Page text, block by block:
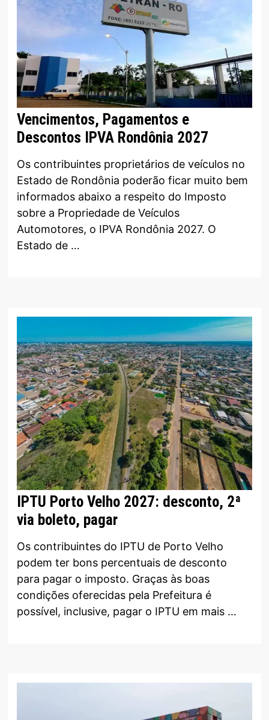
Vencimentos, Pagamentos e
Descontos IPVA Rondônia 2027
Os contribuintes proprietários de veículos no
Estado de Rondônia poderão ficar muito bem
informados abaixo a respeito do Imposto
sobre a Propriedade de Veículos
Automotores, o IPVA Rondônia 2027. O
Estado de …
IPTU Porto Velho 2027: desconto, 2ª
via boleto, pagar
Os contribuintes do IPTU de Porto Velho
podem ter bons percentuais de desconto
para pagar o imposto. Graças às boas
condições oferecidas pela Prefeitura é
possível, inclusive, pagar o IPTU em mais …